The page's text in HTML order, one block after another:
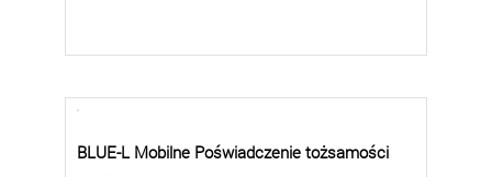
BLUE-L Mobilne Poświadczenie tożsamości